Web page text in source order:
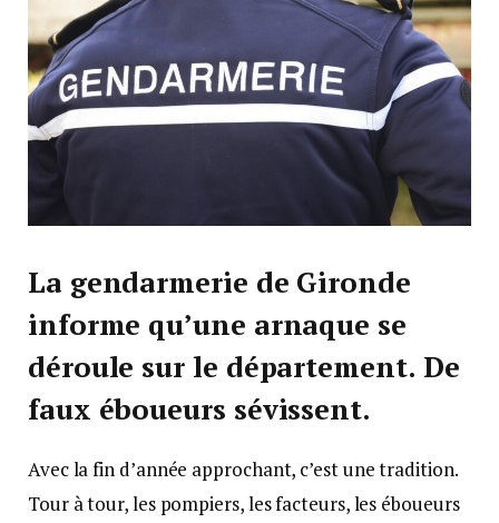
La gendarmerie de Gironde
informe qu’une arnaque se
déroule sur le département. De
faux éboueurs sévissent.
Avec la fin d’année approchant, c’est une tradition.
Tour à tour, les pompiers, les facteurs, les éboueurs